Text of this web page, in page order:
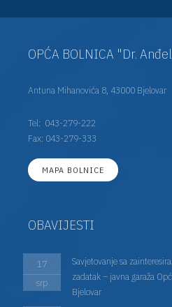
OPĆA BOLNICA "Dr.
Antuna Mihanovića 8, 43000 Bjelovar
Tel: 043-279-222
Fax: 043-279-333
MAPA BOLNICE
OBAVIJESTI
17
srp
Savjetovanje sa
zadatak – javna garaža
Bjelovar